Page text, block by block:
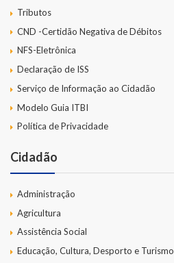
Tributos
CND -Certidão Negativa de Débitos
NFS-Eletrônica
Declaração de ISS
Serviço de Informação ao Cidadão
Modelo Guia ITBI
Política de Privacidade
Cidadão
Administração
Agricultura
Assistência Social
Educação, Cultura, Desporto e Turismo